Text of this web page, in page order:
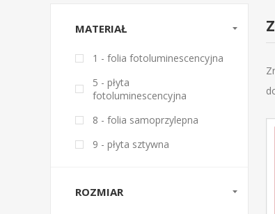
MATERIAŁ
1 - folia fotoluminescencyjna
5 - płyta
fotoluminescencyjna
8 - folia samoprzylepna
9 - płyta sztywna
ROZMIAR